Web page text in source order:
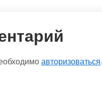
авторизоваться.